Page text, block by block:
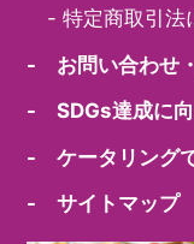
-特定商取引法
- お問い合わせ
- SDGs達成に向
- ケータリング
- サイトマップ